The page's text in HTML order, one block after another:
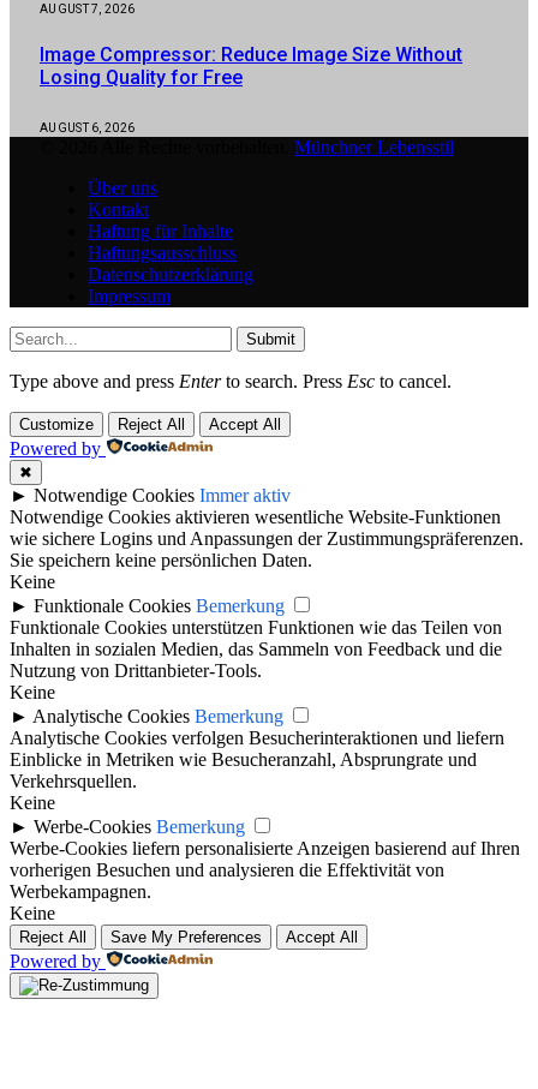
AUGUST 7, 2026
Image Compressor: Reduce Image Size Without
Losing Quality for Free
AUGUST 6, 2026
Münchner Lebensstil
Über uns
Kontakt
Haftung für Inhalte
Haftungsausschluss
Datenschutzerklärung
Impressum
Submit
Type above and press Enterto search. Press Esc to cancel.
Customize Reject All Accept All
Powered by
✖
► Notwendige Cookies Immer aktiv
Notwendige Cookies aktivieren wesentliche Website-Funktionen
wie sichere Logins und Anpassungen der Zustimmungspräferenzen.
Sie speichern keine persönlichen Daten.
Keine
► Funktionale Cookies Bemerkung
Funktionale Cookies unterstützen Funktionen wie das Teilen von
Inhalten in sozialen Medien, das Sammeln von Feedback und die
Nutzung von Drittanbieter-Tools.
Keine
► Analytische Cookies Bemerkung
Analytische Cookies verfolgen Besucherinteraktionen und liefern
Einblicke in Metriken wie Besucheranzahl, Absprungrate und
Verkehrsquellen.
Keine
► Werbe-Cookies Bemerkung
Werbe-Cookies liefern personalisierte Anzeigen basierend auf Ihren
vorherigen Besuchen und analysieren die Effektivität von
Werbekampagnen.
Keine
Reject All Save My Preferences Accept All
Powered by